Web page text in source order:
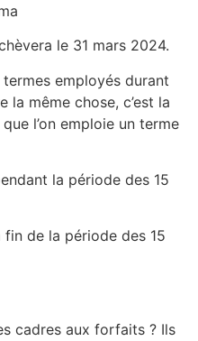
le 31 mars 2024.
employés durant
même chose, c’est la
l’on emploie un terme
la période des 15
de la période des 15
cadres aux forfaits ? Ils